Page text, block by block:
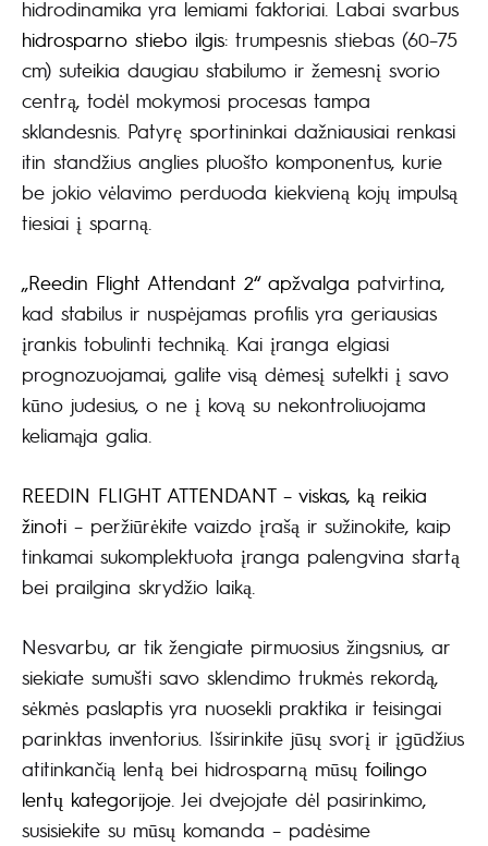
hidrodinamika yra lemiami faktoriai. Labai svarbus
hidrosparno stiebo ilgis: trumpesnis stiebas (60–75
cm) suteikia daugiau stabilumo ir žemesnį svorio
centrą, todėl mokymosi procesas tampa
sklandesnis. Patyrę sportininkai dažniausiai renkasi
itin standžius anglies pluošto komponentus, kurie
be jokio vėlavimo perduoda kiekvieną kojų impulsą
tiesiai į sparną.
„Reedin Flight Attendant 2“ apžvalga patvirtina,
kad stabilus ir nuspėjamas profilis yra geriausias
įrankis tobulinti techniką. Kai įranga elgiasi
prognozuojamai, galite visą dėmesį sutelkti į savo
kūno judesius, o ne į kovą su nekontroliuojama
keliamąja galia.
REEDIN FLIGHT ATTENDANT – viskas, ką reikia
žinoti – peržiūrėkite vaizdo įrašą ir sužinokite, kaip
tinkamai sukomplektuota įranga palengvina startą
bei prailgina skrydžio laiką.
Nesvarbu, ar tik žengiate pirmuosius žingsnius, ar
siekiate sumušti savo sklendimo trukmės rekordą,
sėkmės paslaptis yra nuosekli praktika ir teisingai
parinktas inventorius. Išsirinkite jūsų svorį ir įgūdžius
atitinkančią lentą bei hidrosparną mūsų foilingo
lentų kategorijoje . Jei dvejojate dėl pasirinkimo,
susisiekite su mūsų komanda – padėsime